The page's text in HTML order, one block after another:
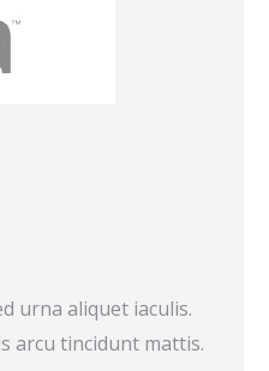
urna aliquet iaculis.
arcu tincidunt mattis.